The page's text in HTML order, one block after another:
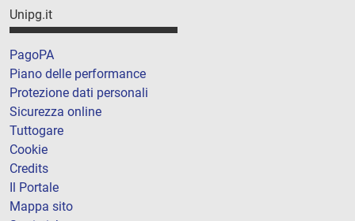
Unipg.it
PagoPA
Piano delle performance
Protezione dati personali
Sicurezza online
Tuttogare
Cookie
Credits
Il Portale
Mappa sito